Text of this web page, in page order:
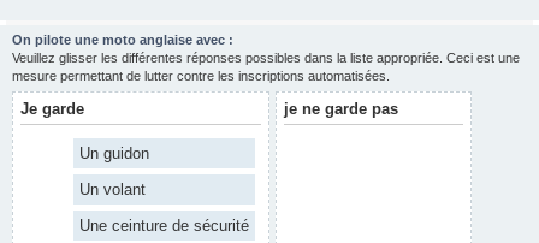
On pilote une moto anglaise avec :
Veuillez glisser les différentes réponses possibles dans la liste appropriée. Ceci est une
mesure permettant de lutter contre les inscriptions automatisées.
Je garde
Un guidon
Un volant
Une ceinture de sécurité
je ne garde pas